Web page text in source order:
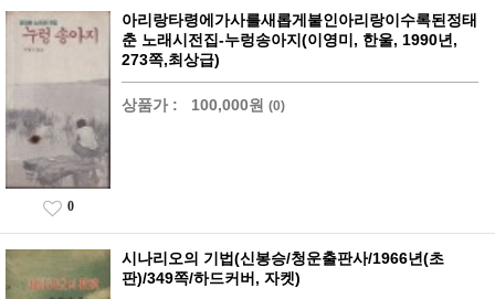
아리랑타령에가사를새롭게붙인아리랑이수록된정태
춘 노래시전집-누렁송아지(이영미, 한울, 1990년,
273쪽,최상급)
상품가 : 100,000원 (0)
0
시나리오의 기법(신봉승/청운출판사/1966년(초
판)/349쪽/하드커버, 자켓)